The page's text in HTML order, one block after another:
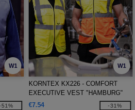
W1
51%
W1
KORNTEX KX226 - COMFORT
EXECUTIVE VEST "HAMBURG"
€7.54
-31%